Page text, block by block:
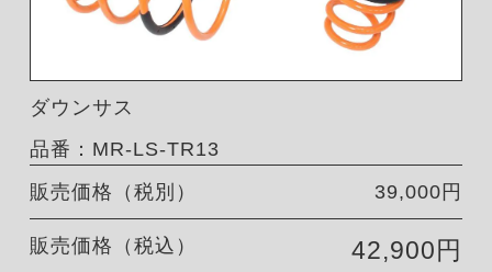
ダウンサス
品番：MR-LS-TR13
販売価格（税別）
39,000円
販売価格（税込） 42,900円